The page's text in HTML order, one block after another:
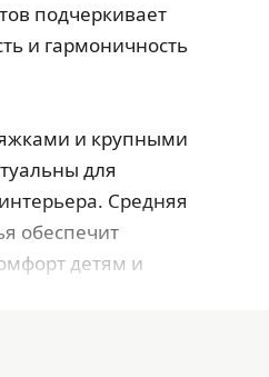
подчеркивает
и гармоничность
и крупными
для
Средняя
обеспечит
детям и